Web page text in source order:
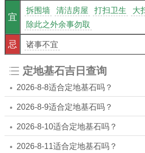
宜
拆围墙 清洁房屋 打扫卫生 大
除此之外余事勿取
忌
诸事不宜
定地基石吉日查询
2026-8-8适合定地基石吗？
2026-8-9适合定地基石吗？
2026-8-10适合定地基石吗？
2026-8-11适合定地基石吗？